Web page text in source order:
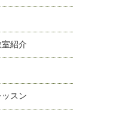
紹介
スン